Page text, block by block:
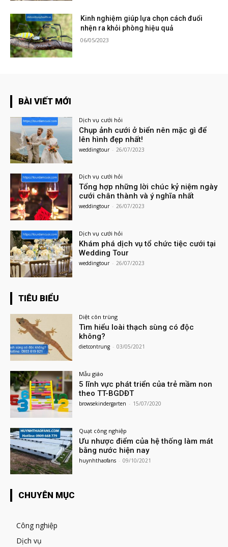
Kinh nghiệm giúp lựa chọn cách đuổi
nhện ra khỏi phòng hiệu quả
06/05/2023
BÀI VIẾT MỚI
Dịch vụ cưới hỏi
Chụp ảnh cưới ở biển nên mặc gì để
lên hình đẹp nhất!
weddingtour - 26/07/2023
Dịch vụ cưới hỏi
Tổng hợp những lời chúc kỷ niệm ngày
cưới chân thành và ý nghĩa nhất
weddingtour - 26/07/2023
Dịch vụ cưới hỏi
Khám phá dịch vụ tổ chức tiệc cưới tại
Wedding Tour
weddingtour - 26/07/2023
TIÊU BIỂU
Diệt côn trùng
Tìm hiểu loài thạch sùng có độc
không?
dietcontrung - 03/05/2021
Mẫu giáo
5 lĩnh vực phát triển của trẻ mầm non
theo TT-BGDĐT
browsekindergarten - 15/07/2020
Quạt công nghiệp
Ưu nhược điểm của hệ thống làm mát
bằng nước hiện nay
huynhthaofans - 09/10/2021
CHUYÊN MỤC
Công nghiệp
Dịch vụ